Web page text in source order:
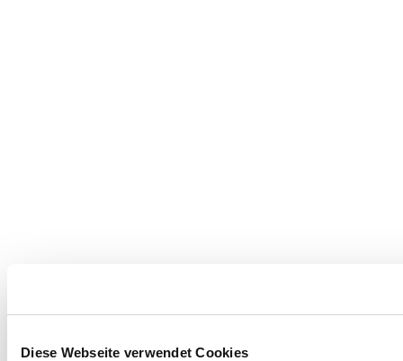
Diese Webseite verwendet Cookies